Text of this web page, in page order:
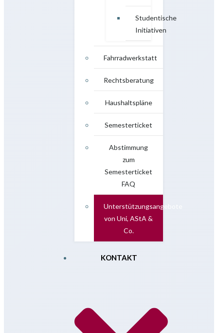
Studentische
Initiativen
Fahrradwerkstatt
Rechtsberatung
Haushaltspläne
Semesterticket
Abstimmung
zum
Semesterticket
FAQ
Unterstützungsangebote
von Uni, AStA &
Co.
KONTAKT